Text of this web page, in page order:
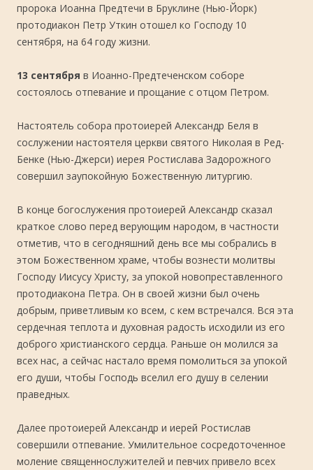
пророка Иоанна Предтечи в Бруклине (Нью-Йорк)
протодиакон Петр Уткин отошел ко Господу 10
сентября, на 64 году жизни.
13 сентября в Иоанно-Предтеченском соборе
состоялось отпевание и прощание с отцом Петром.
Настоятель собора протоиерей Александр Беля в
сослужении настоятеля церкви святого Николая в Ред-
Бенке (Нью-Джерси) иерея Ростислава Задорожного
совершил заупокойную Божественную литургию.
В конце богослужения протоиерей Александр сказал
краткое слово перед верующим народом, в частности
отметив, что в сегодняшний день все мы собрались в
этом Божественном храме, чтобы вознести молитвы
Господу Иисусу Христу, за упокой новопреставленного
протодиакона Петра. Он в своей жизни был очень
добрым, приветливым ко всем, с кем встречался. Вся эта
сердечная теплота и духовная радость исходили из его
доброго христианского сердца. Раньше он молился за
всех нас, а сейчас настало время помолиться за упокой
его души, чтобы Господь вселил его душу в селении
праведных.
Далее протоиерей Александр и иерей Ростислав
совершили отпевание. Умилительное сосредоточенное
моление священнослужителей и певчих привело всех